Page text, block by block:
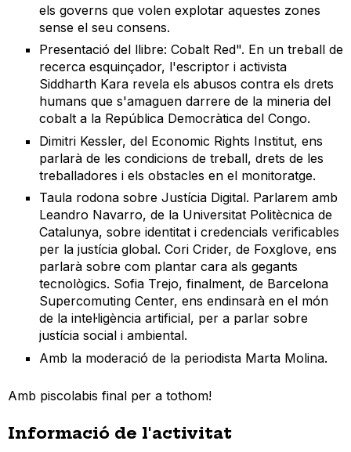
els governs que volen explotar aquestes zones
sense el seu consens.
Presentació del llibre: Cobalt Red". En un treball de
recerca esquinçador, l'escriptor i activista
Siddharth Kara revela els abusos contra els drets
humans que s'amaguen darrere de la mineria del
cobalt a la República Democràtica del Congo.
Dimitri Kessler, del Economic Rights Institut, ens
parlarà de les condicions de treball, drets de les
treballadores i els obstacles en el monitoratge.
Taula rodona sobre Justícia Digital. Parlarem amb
Leandro Navarro, de la Universitat Politècnica de
Catalunya, sobre identitat i credencials verificables
per la justícia global. Cori Crider, de Foxglove, ens
parlarà sobre com plantar cara als gegants
tecnològics. Sofia Trejo, finalment, de Barcelona
Supercomuting Center, ens endinsarà en el món
de la intel·ligència artificial, per a parlar sobre
justícia social i ambiental.
Amb la moderació de la periodista Marta Molina.
Amb piscolabis final per a tothom!
Informació de l'activitat